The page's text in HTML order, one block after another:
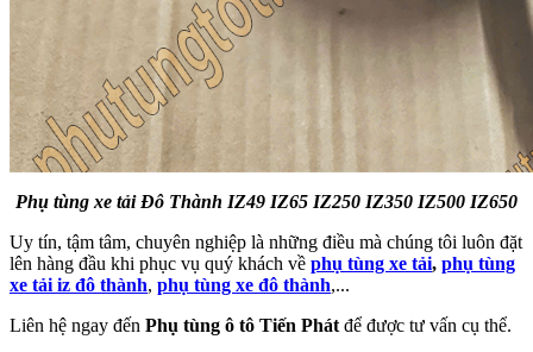
Phụ tùng xe tải Đô Thành IZ49 IZ65 IZ250 IZ350 IZ500 IZ650
Uy tín, tậm tâm, chuyên nghiệp là những điều mà chúng tôi luôn đặt
lên hàng đầu khi phục vụ quý khách về phụ tùng xe tải, phụ tùng
xe tải iz đô thành, phụ tùng xe đô thành,...
Liên hệ ngay đến Phụ tùng ô tô Tiến Phátđể được tư vấn cụ thể.